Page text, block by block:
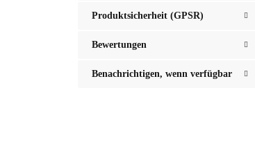
Produktsicherheit (GPSR)
Bewertungen
Benachrichtigen, wenn verfügbar